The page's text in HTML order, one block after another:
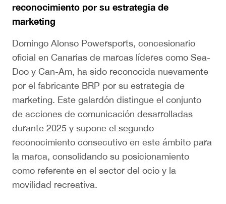
reconocimiento por su estrategia de
marketing
Domingo Alonso Powersports, concesionario
oficial en Canarias de marcas líderes como Sea-
Doo y Can-Am, ha sido reconocida nuevamente
por el fabricante BRP por su estrategia de
marketing. Este galardón distingue el conjunto
de acciones de comunicación desarrolladas
durante 2025 y supone el segundo
reconocimiento consecutivo en este ámbito para
la marca, consolidando su posicionamiento
como referente en el sector del ocio y la
movilidad recreativa.